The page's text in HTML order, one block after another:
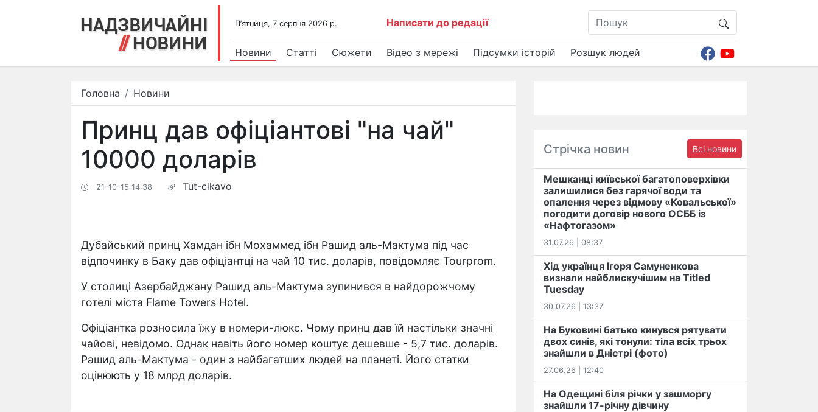
П’ятниця, 7 серпня 2026 р. Написати до редації
Новини Статті Сюжети Відео з мережі Підсумки історій Розшук людей
Головна Новини
Принц дав офіціантові "на чай"
10000 доларів
21-10-15 14:38 Tut-cikavo
Дубайський принц Хамдан ібн Мохаммед ібн Рашид аль-Мактума під час
відпочинку в Баку дав офіціантці на чай 10 тис. доларів, повідомляє Tourprom.
У столиці Азербайджану Рашид аль-Мактума зупинився в найдорожчому
готелі міста Flame Towers Hotel.
Офіціантка розносила їжу в номери-люкс. Чому принц дав їй настільки значні
чайові, невідомо. Однак навіть його номер коштує дешевше - 5,7 тис. доларів.
Рашид аль-Мактума - один з найбагатших людей на планеті. Його статки
оцінюють у 18 млрд доларів.
Стрічка новин Всі новини
Мешканці київської багатоповерхівки
залишилися без гарячої води та
опалення через відмову «Ковальської»
погодити договір нового ОСББ із
«Нафтогазом»
31.07.26 | 08:37
Хід українця Ігоря Самуненкова
визнали найблискучішим на Titled
Tuesday
30.07.26 | 13:37
На Буковині батько кинувся рятувати
двох синів, які тонули: тіла всіх трьох
знайшли в Дністрі (фото)
27.06.26 | 12:40
На Одещині біля річки у зашморгу
знайшли 17-річну дівчину